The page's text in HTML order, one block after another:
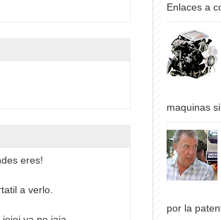
eres!
a verlo.
Enlaces a
maquinas
por la